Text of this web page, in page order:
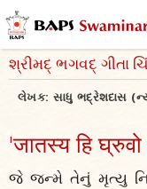
શ્રીમદ્ ભગવદ્ ગીતા
લેખક: સાધુ ભદ્રેશદાસ
'जातस्य हि घ्रुवो
જે જન્મે તેનું મૃત્યુ